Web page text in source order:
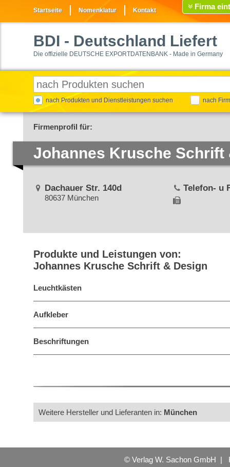
Startseite Nomenklatur Kontakt Firma
BDI - Deutschland Liefert
Die offizielle DEUTSCHE EXPORTDATENBANK - Made in Germany
nach Produkten und Dienstleistungen suchen nach
Firmenprofil für:
Johannes Krusche Schrift
Dachauer Str. 140d
80637 München
Telefon- u
Produkte und Leistungen von:
Johannes Krusche Schrift & Design
Leuchtkästen
Aufkleber
Beschriftungen
Weitere Hersteller und Lieferanten in: München
© Verlag W. Sachon GmbH |